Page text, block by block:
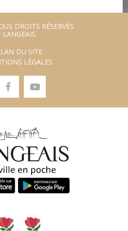
DROITS RÉSERVÉS
LANGEAIS
DU SITE
LÉGALES